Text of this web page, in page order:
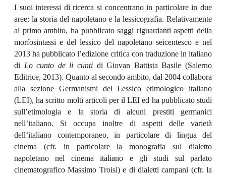
I suoi interessi di ricerca si concentrano in particolare in due
aree: la storia del napoletano e la lessicografia. Relativamente
al primo ambito, ha pubblicato saggi riguardanti aspetti della
morfosintassi e del lessico del napoletano seicentesco e nel
2013 ha pubblicato l’edizione critica con traduzione in italiano
di Lo cunto de li cunti di Giovan Battista Basile (Salerno
Editrice, 2013). Quanto al secondo ambito, dal 2004 collabora
alla sezione Germanismi del Lessico etimologico italiano
(LEI), ha scritto molti articoli per il LEI ed ha pubblicato studi
sull’etimologia e la storia di alcuni prestiti germanici
nell’italiano. Si occupa inoltre di aspetti delle varietà
dell’italiano contemporaneo, in particolare di lingua del
cinema (cfr. in particolare la monografia sul dialetto
napoletano nel cinema italiano e gli studi sul parlato
cinematografico Massimo Troisi) e di dialetti campani (cfr. la